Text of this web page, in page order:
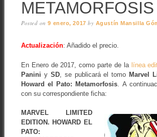
METAMORFOSIS
Posted on9 enero, 2017 by Agustín Mansilla
Actualización: Añadido el precio.
En Enero de 2017, como parte de la línea
Panini y SD, se publicará el tomo Marvel
Howard el Pato: Metamorfosis . A
con su correspondiente ficha:
MARVEL LIMITED
EDITION. HOWARD EL
PATO: